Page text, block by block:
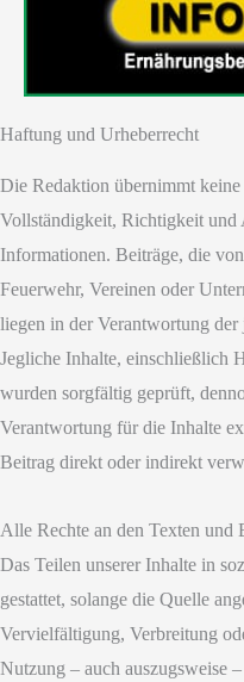
Haftung und Urheberrecht
Die Redaktion übernimmt
Vollständigkeit, Richtigkeit
Informationen. Beiträge, die
Feuerwehr, Vereinen oder
liegen in der Verantwortung der
Jegliche Inhalte, einschließlich
wurden sorgfältig geprüft,
Verantwortung für die Inhalte
Beitrag direkt oder indirekt
Alle Rechte an den Texten und
Das Teilen unserer Inhalte in
gestattet, solange die Quelle
Vervielfältigung, Verbreitung
Nutzung – auch auszugsweise